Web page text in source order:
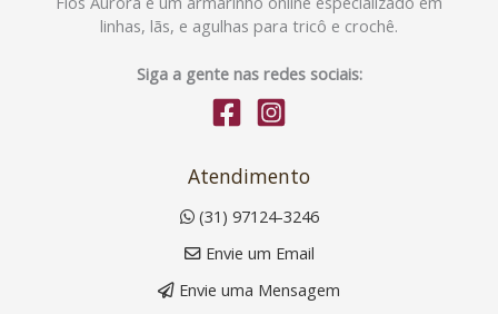
linhas, lãs, e agulhas para tricô e crochê.
Siga a gente nas redes sociais:
Atendimento
(31) 97124-3246
Envie um Email
Envie uma Mensagem